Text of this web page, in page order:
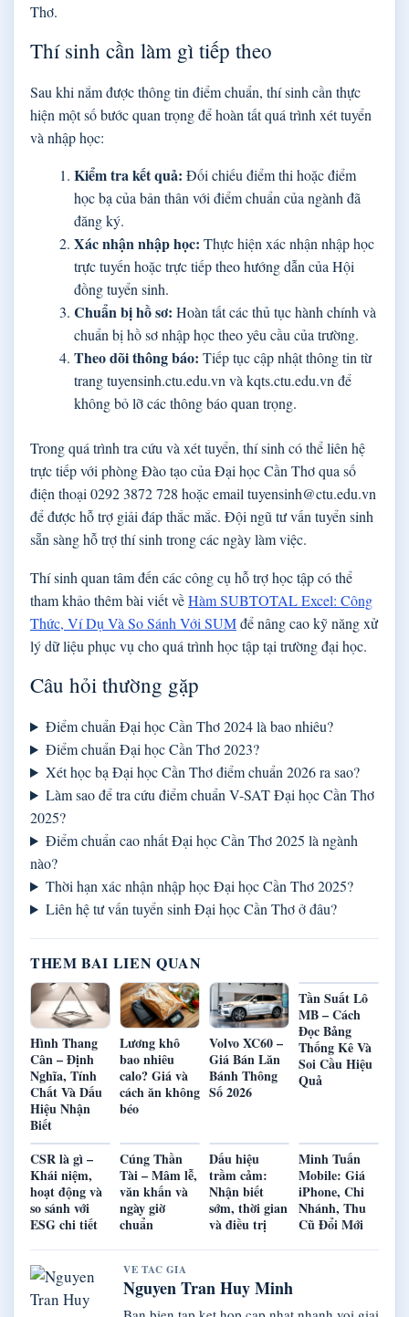
Thơ.
Thí sinh cần làm gì tiếp theo
Sau khi nắm được thông tin điểm chuẩn, thí sinh cần thực
hiện một số bước quan trọng để hoàn tất quá trình xét tuyển
và nhập học:
Kiểm tra kết quả: Đối chiếu điểm thi hoặc điểm
học bạ của bản thân với điểm chuẩn của ngành đã
đăng ký.
Xác nhận nhập học: Thực hiện xác nhận nhập học
trực tuyến hoặc trực tiếp theo hướng dẫn của Hội
đồng tuyển sinh.
Chuẩn bị hồ sơ: Hoàn tất các thủ tục hành chính và
chuẩn bị hồ sơ nhập học theo yêu cầu của trường.
Theo dõi thông báo: Tiếp tục cập nhật thông tin từ
trang tuyensinh.ctu.edu.vn và kqts.ctu.edu.vn để
không bỏ lỡ các thông báo quan trọng.
Trong quá trình tra cứu và xét tuyển, thí sinh có thể liên hệ
trực tiếp với phòng Đào tạo của Đại học Cần Thơ qua số
điện thoại 0292 3872 728 hoặc email tuyensinh@ctu.edu.vn
để được hỗ trợ giải đáp thắc mắc. Đội ngũ tư vấn tuyển sinh
sẵn sàng hỗ trợ thí sinh trong các ngày làm việc.
Thí sinh quan tâm đến các công cụ hỗ trợ học tập có thể
tham khảo thêm bài viết vềHàm SUBTOTAL Excel: Công
Thức, Ví Dụ Và So Sánh Với SUMđể nâng cao kỹ năng xử
lý dữ liệu phục vụ cho quá trình học tập tại trường đại học.
Câu hỏi thường gặp
Điểm chuẩn Đại học Cần Thơ 2024 là bao nhiêu?
Điểm chuẩn Đại học Cần Thơ 2023?
Xét học bạ Đại học Cần Thơ điểm chuẩn 2026 ra sao?
Làm sao để tra cứu điểm chuẩn V-SAT Đại học Cần Thơ
2025?
Điểm chuẩn cao nhất Đại học Cần Thơ 2025 là ngành
nào?
Thời hạn xác nhận nhập học Đại học Cần Thơ 2025?
Liên hệ tư vấn tuyển sinh Đại học Cần Thơ ở đâu?
THEM BAI LIEN QUAN
Hình Thang
Cân – Định
Nghĩa, Tính
Chất Và Dấu
Hiệu Nhận
Biết
Lương khô
bao nhiêu
calo? Giá và
cách ăn không
béo
Volvo XC60 –
Giá Bán Lăn
Bánh Thông
Số 2026
Tần Suất Lô
MB – Cách
Đọc Bảng
Thống Kê Và
Soi Cầu Hiệu
Quả
CSR là gì –
Khái niệm,
hoạt động và
so sánh với
ESG chi tiết
Cúng Thần
Tài – Mâm lễ,
văn khấn và
ngày giờ
chuẩn
Dấu hiệu
trầm cảm:
Nhận biết
sớm, thời gian
và điều trị
Minh Tuấn
Mobile: Giá
iPhone, Chi
Nhánh, Thu
Cũ Đổi Mới
VE TAC GIA
Nguyen Tran Huy Minh